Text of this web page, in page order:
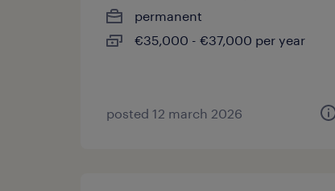
permanent
€35,000 - €37,000 per year
posted 12 march 2026